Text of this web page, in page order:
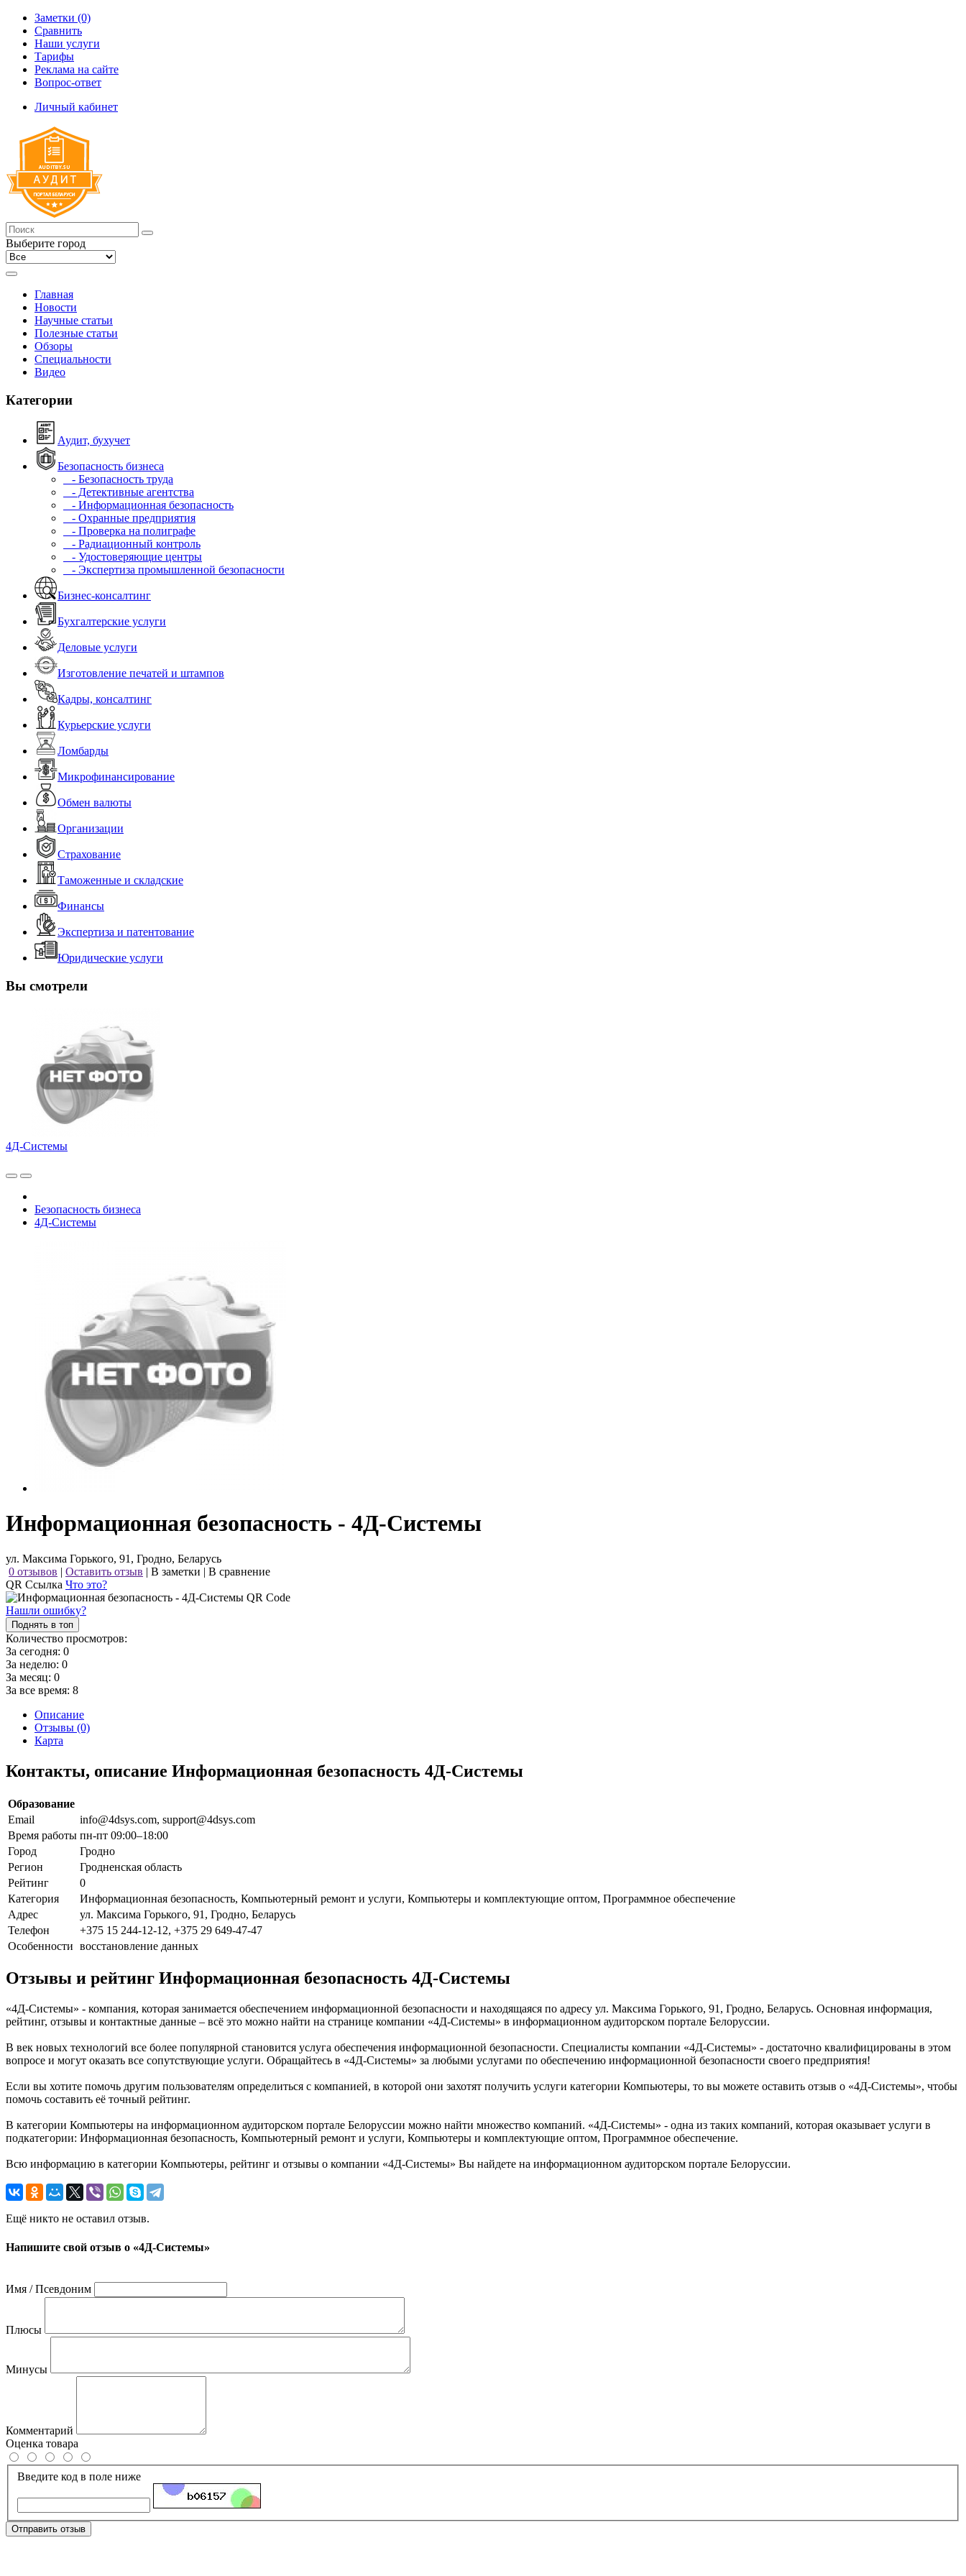
Заметки (0)
Сравнить
Наши услуги
Тарифы
Реклама на сайте
Вопрос-ответ
Личный кабинет
Выберите город
Главная
Новости
Научные статьи
Полезные статьи
Обзоры
Специальности
Видео
Категории
Аудит, бухучет
Безопасность бизнеса
- Безопасность труда
- Детективные агентства
- Информационная безопасность
- Охранные предприятия
- Проверка на полиграфе
- Радиационный контроль
- Удостоверяющие центры
- Экспертиза промышленной безопасности
Бизнес-консалтинг
Бухгалтерские услуги
Деловые услуги
Изготовление печатей и штампов
Кадры, консалтинг
Курьерские услуги
Ломбарды
Микрофинансирование
Обмен валюты
Организации
Страхование
Таможенные и складские
Финансы
Экспертиза и патентование
Юридические услуги
Вы смотрели
4Д-Системы
Безопасность бизнеса
4Д-Системы
Информационная безопасность - 4Д-Системы
ул. Максима Горького, 91, Гродно, Беларусь
0 отзывов | Оставить отзыв | В заметки | В сравнение
QR Ссылка Что это?
Нашли ошибку?
Поднять в топ
Количество просмотров:
За сегодня: 0
За неделю: 0
За месяц: 0
За все время: 8
Описание
Отзывы (0)
Карта
Контакты, описание Информационная безопасность 4Д-Системы
Образование
Email
info@4dsys.com, support@4dsys.com
Время работы пн-пт 09:00–18:00
Город
Гродно
Регион
Гродненская область
Рейтинг
0
Категория
Информационная безопасность, Компьютерный ремонт и услуги, Компьютеры и комплектующие оптом, Программное обеспечение
Адрес
ул. Максима Горького, 91, Гродно, Беларусь
Телефон
+375 15 244-12-12, +375 29 649-47-47
Особенности восстановление данных
Отзывы и рейтинг Информационная безопасность 4Д-Системы
«4Д-Системы» - компания, которая занимается обеспечением информационной безопасности и находящаяся по адресу ул. Максима Горького, 91, Гродно, Беларусь. Основная информация,
рейтинг, отзывы и контактные данные – всё это можно найти на странице компании «4Д-Системы» в информационном аудиторском портале Белоруссии.
В век новых технологий все более популярной становится услуга обеспечения информационной безопасности. Специалисты компании «4Д-Системы» - достаточно квалифицированы в этом
вопросе и могут оказать все сопутствующие услуги. Обращайтесь в «4Д-Системы» за любыми услугами по обеспечению информационной безопасности своего предприятия!
Если вы хотите помочь другим пользователям определиться с компанией, в которой они захотят получить услуги категории Компьютеры, то вы можете оставить отзыв о «4Д-Системы», чтобы
помочь составить её точный рейтинг.
В категории Компьютеры на информационном аудиторском портале Белоруссии можно найти множество компаний. «4Д-Системы» - одна из таких компаний, которая оказывает услуги в
подкатегории: Информационная безопасность, Компьютерный ремонт и услуги, Компьютеры и комплектующие оптом, Программное обеспечение.
Всю информацию в категории Компьютеры, рейтинг и отзывы о компании «4Д-Системы» Вы найдете на информационном аудиторском портале Белоруссии.
Ещё никто не оставил отзыв.
Напишите свой отзыв о «4Д-Системы»
Имя / Псевдоним
Плюсы
Минусы
Комментарий
Оценка товара
Введите код в поле ниже
Отправить отзыв